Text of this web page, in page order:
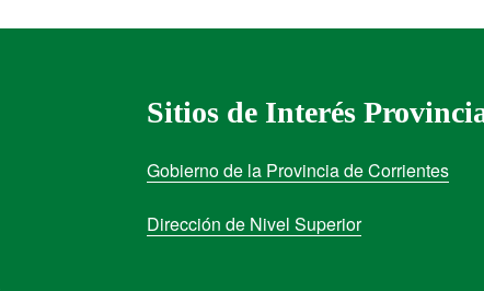
Sitios de Interés
Gobierno de la Provincia de Corrientes
Dirección de Nivel Superior